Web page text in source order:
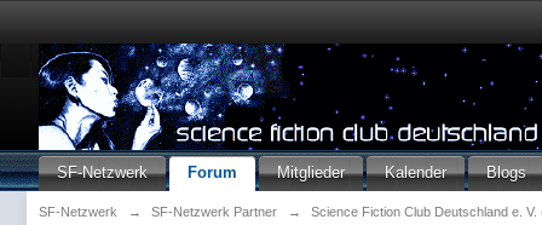
SF-Netzwerk Forum Mitglieder Kalender Blogs
SF-Netzwerk → SF-Netzwerk Partner → Science Fiction Club Deutschland e. V.